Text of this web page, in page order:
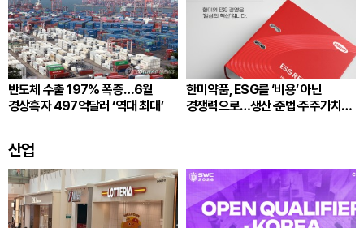
반도체 수출 197% 폭증…6월
경상흑자 497억달러 ‘역대 최대’
한미약품, ESG를 ‘비용’ 아닌
경쟁력으로…생산·준법·주주가치
산업